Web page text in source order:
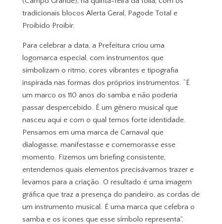
tradicionais blocos Alerta Geral, Pagode Total e
Proibido Proibir.
Para celebrar a data, a Prefeitura criou uma
logomarca especial, com instrumentos que
simbolizam o ritmo, cores vibrantes e tipografia
inspirada nas formas dos próprios instrumentos. “É
um marco os 110 anos do samba e não poderia
passar despercebido. É um gênero musical que
nasceu aqui e com o qual temos forte identidade.
Pensamos em uma marca de Carnaval que
dialogasse, manifestasse e comemorasse esse
momento. Fizemos um briefing consistente,
entendemos quais elementos precisávamos trazer e
levamos para a criação. O resultado é uma imagem
gráfica que traz a presença do pandeiro, as cordas de
um instrumento musical. É uma marca que celebra o
samba e os ícones que esse símbolo representa”,